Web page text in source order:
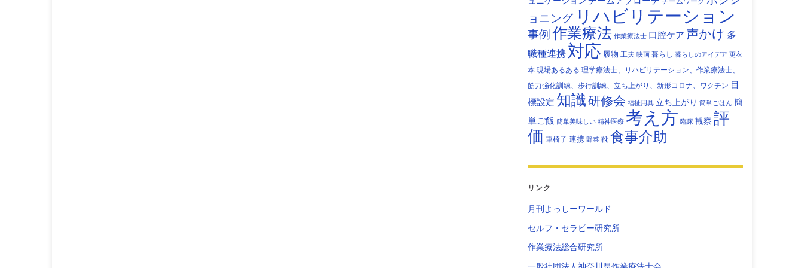
ョニング リハビリテーション
事例作業療法 作業療法士 口腔ケア 声かけ 多
職種連携 対応 履物 工夫 映画 暮らし 暮らしのアイデア 更衣
本 現場あるある 理学療法士、リハビリテーション、作業療法士、
筋力強化訓練、歩行訓練、立ち上がり、新形コロナ、ワクチン 目
標設定 知識研修会 福祉用具 立ち上がり 簡単ごはん 簡
単ご飯 簡単美味しい 精神医療 考え方 臨床 観察 評
価 車椅子 連携 野菜 靴 食事介助
リンク
月刊よっしーワールド
セルフ・セラピー研究所
作業療法総合研究所
一般社団法人神奈川県作業療法士会